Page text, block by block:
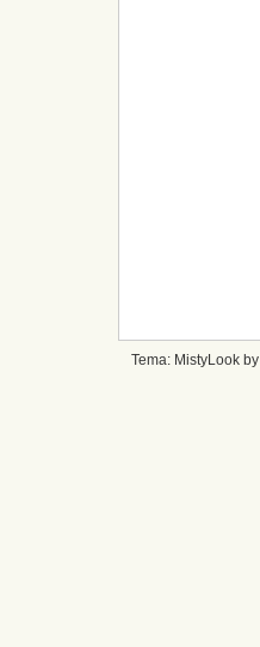
Tema: MistyLook by